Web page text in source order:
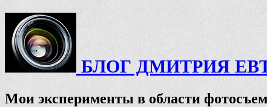
БЛОГ ДМИТРИЯ
Мои эксперименты в области